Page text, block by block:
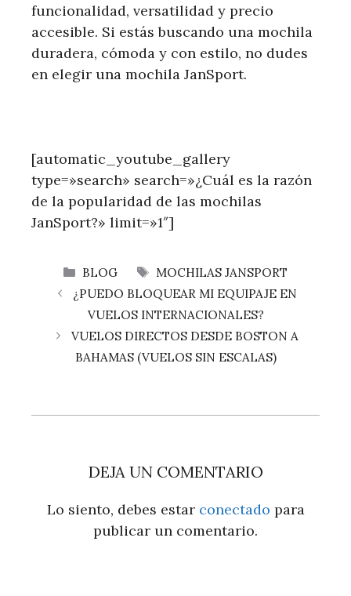
funcionalidad, versatilidad y precio
accesible. Si estás buscando una mochila
duradera, cómoda y con estilo, no dudes
en elegir una mochila JanSport.
[automatic_youtube_gallery
type=»search» search=»¿Cuál es la razón
de la popularidad de las mochilas
JanSport?» limit=»1″]
CATEGORÍAS
BLOG ETIQUETAS
MOCHILAS JANSPORT
¿PUEDO BLOQUEAR MI EQUIPAJE EN
VUELOS INTERNACIONALES?
VUELOS DIRECTOS DESDE BOSTON A
BAHAMAS (VUELOS SIN ESCALAS)
DEJA UN COMENTARIO
Lo siento, debes estar conectado para
publicar un comentario.